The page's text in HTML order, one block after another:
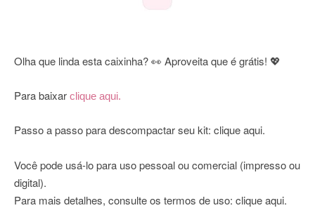
Olha que linda esta caixinha? 👀 Aproveita que é grátis! 💖
Para baixar clique aqui.
Passo a passo para descompactar seu kit: clique aqui.
Você pode usá-lo para uso pessoal ou comercial (impresso ou
digital).
Para mais detalhes, consulte os termos de uso: clique aqui.